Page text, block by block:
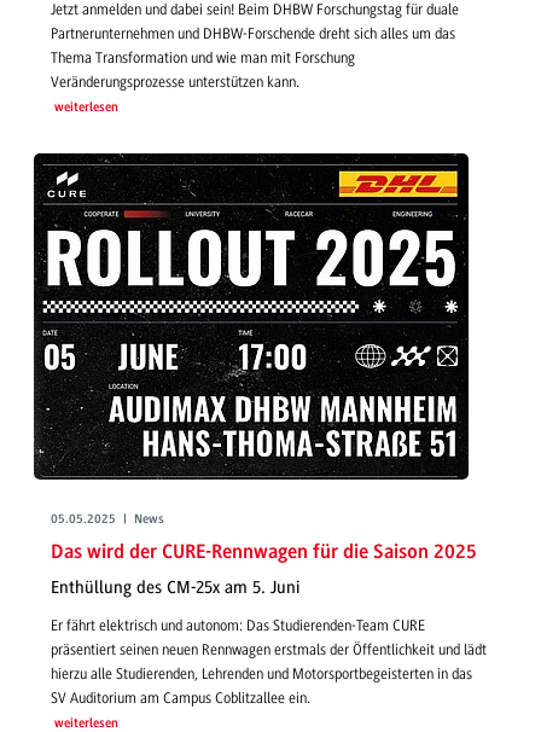
Jetzt anmelden und dabei sein! Beim DHBW Forschungstag für duale
Partnerunternehmen und DHBW-Forschende dreht sich alles um das
Thema Transformation und wie man mit Forschung
Veränderungsprozesse unterstützen kann.
weiterlesen
05.05.2025 | News
Das wird der CURE-Rennwagen für die Saison 2025
Enthüllung des CM-25x am 5. Juni
Er fährt elektrisch und autonom: Das Studierenden-Team CURE
präsentiert seinen neuen Rennwagen erstmals der Öffentlichkeit und lädt
hierzu alle Studierenden, Lehrenden und Motorsportbegeisterten in das
SV Auditorium am Campus Coblitzallee ein.
weiterlesen